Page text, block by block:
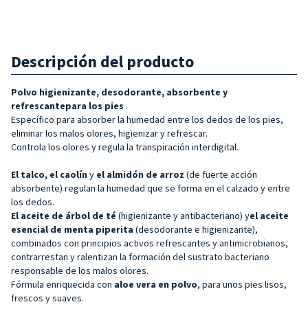
Descripción del producto
Polvo higienizante, desodorante, absorbente y
refrescantepara los pies .
Específico para absorber la humedad entre los dedos de los pies,
eliminar los malos olores, higienizar y refrescar.
Controla los olores y regula la transpiración interdigital.
El talco, el caolín y el almidón de arroz (de fuerte acción
absorbente) regulan la humedad que se forma en el calzado y entre
los dedos.
El aceite de árbol de té (higienizante y antibacteriano) yel aceite
esencial de menta piperita (desodorante e higienizante),
combinados con principios activos refrescantes y antimicrobianos,
contrarrestan y ralentizan la formación del sustrato bacteriano
responsable de los malos olores.
Fórmula enriquecida con aloe vera en polvo, para unos pies lisos,
frescos y suaves.